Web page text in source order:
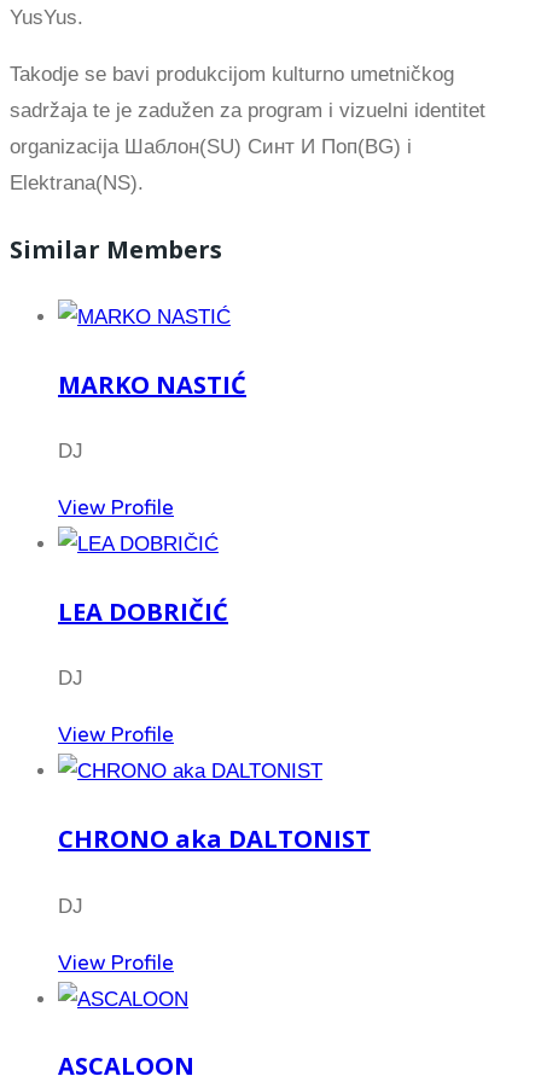
YusYus.
Takodje se bavi produkcijom kulturno umetničkog
sadržaja te je zadužen za program i vizuelni identitet
organizacija Шаблон(SU) Синт И Поп(BG) i
Elektrana(NS).
Similar Members
MARKO NASTIĆ
DJ
View Profile
LEA DOBRIČIĆ
DJ
View Profile
CHRONO aka DALTONIST
DJ
View Profile
ASCALOON